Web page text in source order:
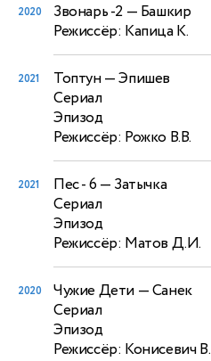
2020 Звонарь -2 — Башкир
Режиссёр: Капица К.
2021 Топтун— Эпишев
Сериал
Эпизод
Режиссёр: Рожко В.В.
2021 Пес - 6 — Затычка
Сериал
Эпизод
Режиссёр: Матов Д.И.
2020 Чужие Дети — Санек
Сериал
Эпизод
Режиссёр: Конисевич В.